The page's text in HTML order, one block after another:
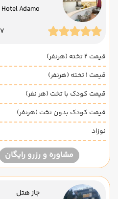
Hotel Adamo
7 شب
قیمت 2 تخته (هرنفر)
قیمت 1 تخته (هرنفر)
قیمت کودک با تخت (هر نفر)
قیمت کودک بدون تخت (هرنفر)
نوزاد
مشاوره و رزرو رایگان
جاز هتل